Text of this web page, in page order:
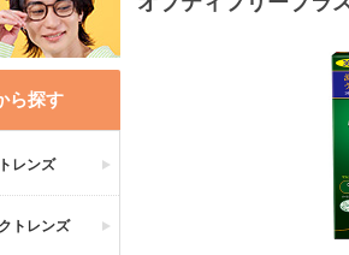
ら探す
レンズ
トレンズ